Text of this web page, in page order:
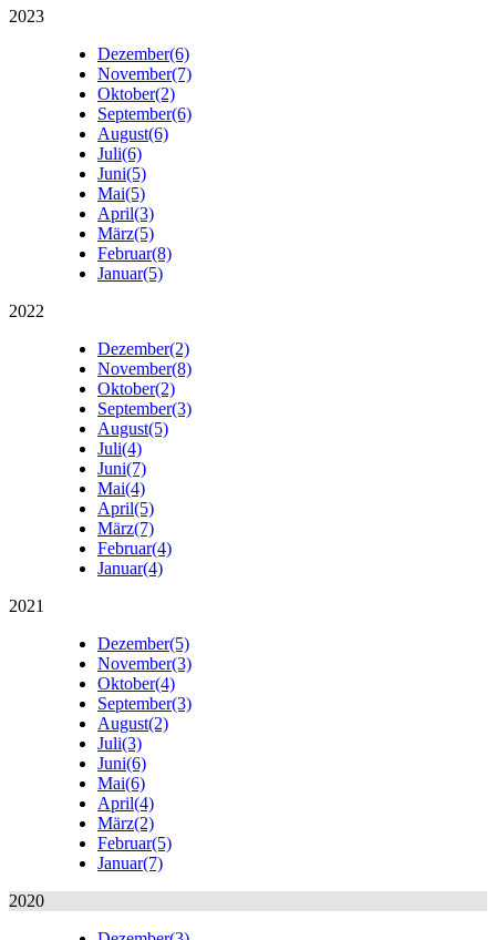
2023
Dezember(6)
November(7)
Oktober(2)
September(6)
August(6)
Juli(6)
Juni(5)
Mai(5)
April(3)
März(5)
Februar(8)
Januar(5)
2022
Dezember(2)
November(8)
Oktober(2)
September(3)
August(5)
Juli(4)
Juni(7)
Mai(4)
April(5)
März(7)
Februar(4)
Januar(4)
2021
Dezember(5)
November(3)
Oktober(4)
September(3)
August(2)
Juli(3)
Juni(6)
Mai(6)
April(4)
März(2)
Februar(5)
Januar(7)
2020